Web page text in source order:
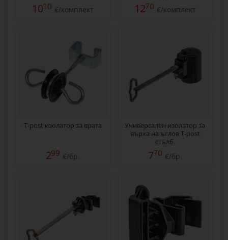
1010 €/комплект 1270 €/комплект
T-post изолатор за врата
299 €/бр.
Универсален изолатор за
върха на ъглов T-post
стълб.
770 €/бр.